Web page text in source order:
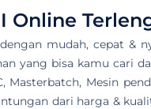
Online
mudah, cepat &
yang bisa kamu cari
Masterbatch, Mesin
dari harga &